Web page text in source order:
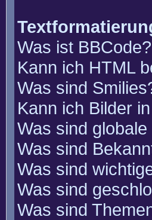
Was ist BBCode?
Kann ich HTML
Was sind
Kann ich Bilder
Was sind
Was sind
Was sind
Was sind
Was sind